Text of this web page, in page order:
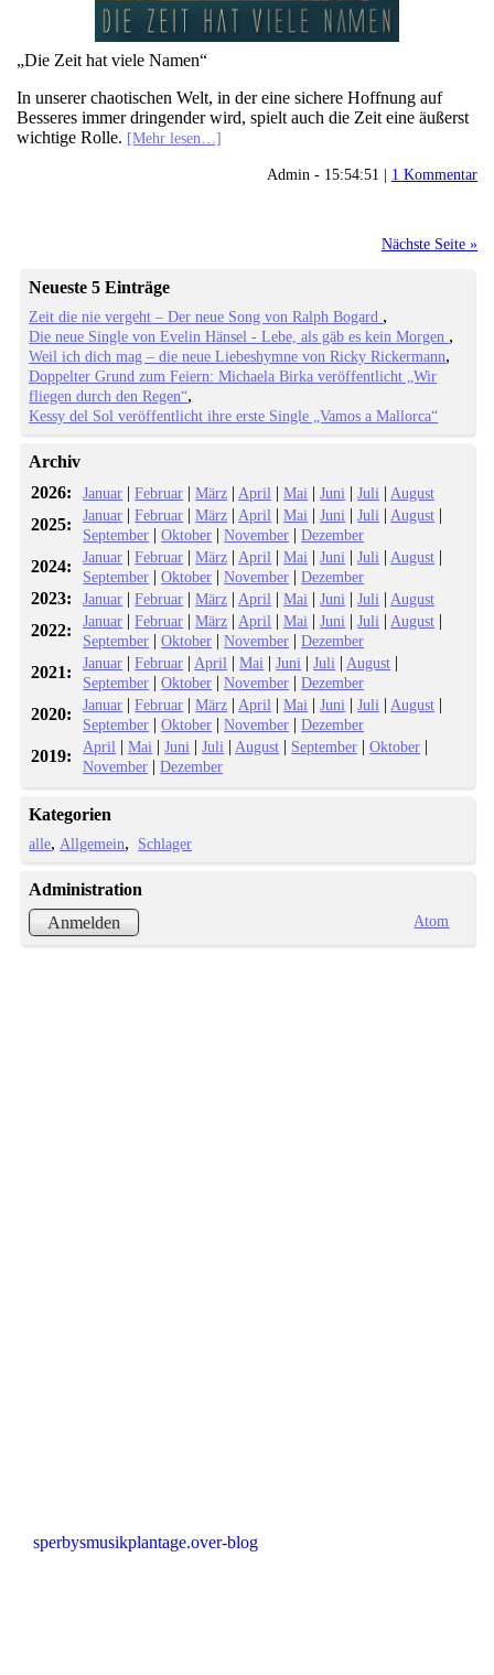
„Die Zeit hat viele Namen“
In unserer chaotischen Welt, in der eine sichere Hoffnung auf
Besseres immer dringender wird, spielt auch die Zeit eine äußerst
wichtige Rolle. [Mehr lesen…]
Admin - 15:54:51 | 1 Kommentar
Nächste Seite »
Neueste 5 Einträge
Zeit die nie vergeht – Der neue Song von Ralph Bogard
Die neue Single von Evelin Hänsel - Lebe, als gäb es kein Morgen
Weil ich dich mag – die neue Liebeshymne von Ricky Rickermann
Doppelter Grund zum Feiern: Michaela Birka veröffentlicht „Wir
fliegen durch den Regen“
Kessy del Sol veröffentlicht ihre erste Single „Vamos a Mallorca“
Archiv
2026:
Januar |Februar |März | April |Mai |Juni |Juli | August
2025: Januar |Februar |März | April |Mai |Juni |Juli | August |
September |Oktober |November |Dezember
2024: Januar |Februar |März | April |Mai |Juni |Juli | August |
September |Oktober |November |Dezember
2023: Januar |Februar |März | April |Mai |Juni |Juli | August
2022: Januar |Februar |März | April |Mai |Juni |Juli | August |
September |Oktober |November |Dezember
2021: Januar |Februar | April |Mai |Juni |Juli | August |
September |Oktober |November |Dezember
2020: Januar |Februar |März | April |Mai |Juni |Juli | August |
September |Oktober |November |Dezember
2019: April |Mai |Juni |Juli | August | September |Oktober |
November |Dezember
Kategorien
alle Allgemein Schlager
Administration
Anmelden
Atom
sperbysmusikplantage.over-blog